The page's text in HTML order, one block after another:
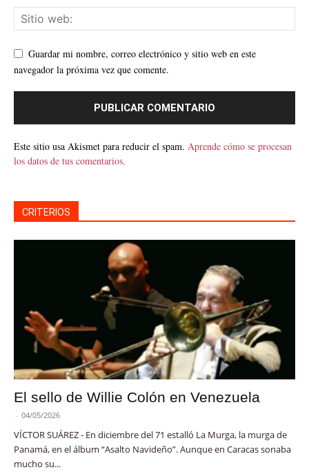
Guardar mi nombre, correo electrónico y sitio web en este
navegador la próxima vez que comente.
Este sitio usa Akismet para reducir el spam. Aprende cómo se procesan
los datos de tus comentarios.
CRITERIOS
El sello de Willie Colón en Venezuela
- 04/05/2026
VÍCTOR SUÁREZ - En diciembre del 71 estalló La Murga, la murga de
Panamá, en el álbum “Asalto Navideño”. Aunque en Caracas sonaba
mucho su...